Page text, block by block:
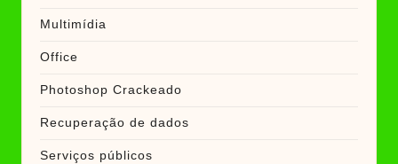
Multimídia
Office
Photoshop Crackeado
Recuperação de dados
Serviços públicos